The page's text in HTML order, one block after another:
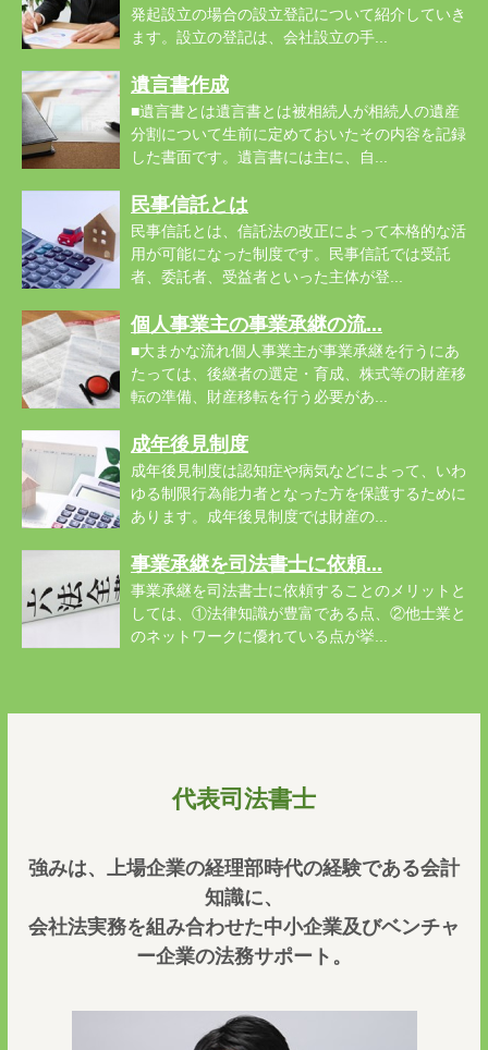
発起設立の場合の設立登記について紹介していき
ます。設立の登記は、会社設立の手...
遺言書作成
■遺言書とは遺言書とは被相続人が相続人の遺産
分割について生前に定めておいたその内容を記録
した書面です。遺言書には主に、自...
民事信託とは
民事信託とは、信託法の改正によって本格的な活
用が可能になった制度です。民事信託では受託
者、委託者、受益者といった主体が登...
個人事業主の事業承継の流...
■大まかな流れ個人事業主が事業承継を行うにあ
たっては、後継者の選定・育成、株式等の財産移
転の準備、財産移転を行う必要があ...
成年後見制度
成年後見制度は認知症や病気などによって、いわ
ゆる制限行為能力者となった方を保護するために
あります。成年後見制度では財産の...
事業承継を司法書士に依頼...
事業承継を司法書士に依頼することのメリットと
しては、①法律知識が豊富である点、②他士業と
のネットワークに優れている点が挙...
代表司法書士
強みは、上場企業の経理部時代の経験である会計
知識に、
会社法実務を組み合わせた中小企業及びベンチャ
ー企業の法務サポート。